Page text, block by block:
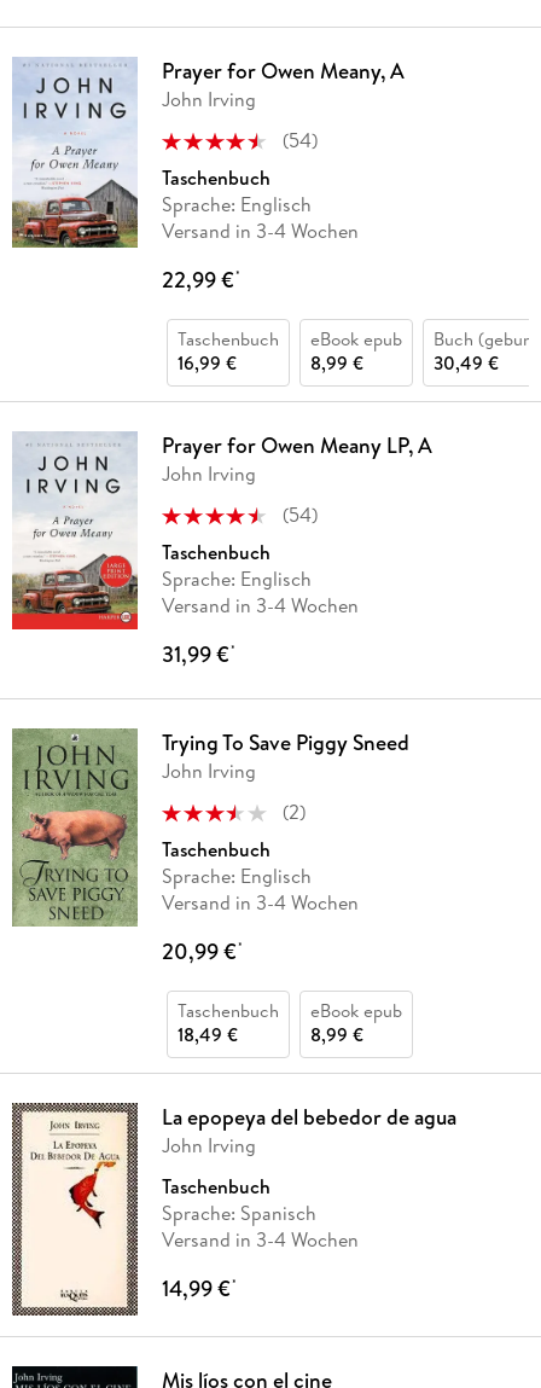
Prayer for Owen Meany, A
John Irving
(54)
Taschenbuch
Sprache: Englisch
Versand in 3-4 Wochen
22,99 €*
Taschenbuch
16,99 €
eBook epub
8,99 €
Buch
30,49 €
Prayer for Owen Meany LP, A
John Irving
(54)
Taschenbuch
Sprache: Englisch
Versand in 3-4 Wochen
31,99 €*
Trying To Save Piggy Sneed
John Irving
(2)
Taschenbuch
Sprache: Englisch
Versand in 3-4 Wochen
20,99 €*
Taschenbuch
18,49 €
eBook epub
8,99 €
La epopeya del bebedor de agua
John Irving
Taschenbuch
Sprache: Spanisch
Versand in 3-4 Wochen
14,99 €*
Mis líos con el cine